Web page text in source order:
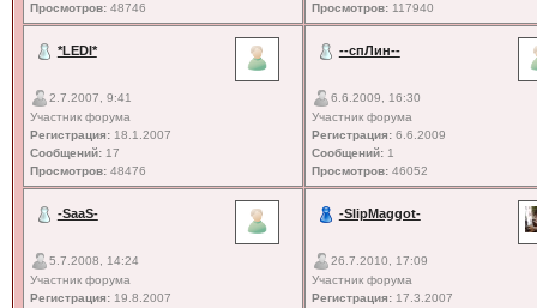
Просмотров:48746
Просмотров:117940
*LEDI*
2.7.2007, 9:41
Участник форума
Регистрация:18.1.2007
Сообщений:17
Просмотров:48476
--спЛин--
6.6.2009, 16:30
Участник форума
Регистрация:6.6.2009
Сообщений:1
Просмотров:46052
-SaaS-
5.7.2008, 14:24
Участник форума
Регистрация:19.8.2007
-SlipMaggot-
26.7.2010, 17:09
Участник форума
Регистрация:17.3.2007